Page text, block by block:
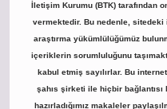
İletişim Kurumu (BTK) tarafından
vermektedir. Bu nedenle,
araştırma yükümlülüğümüz
içeriklerin sorumluluğunu
kabul etmiş sayılırlar. Bu
şahıs şirketi ile hiçbir bağlantısı
hazırladığımız makaleler